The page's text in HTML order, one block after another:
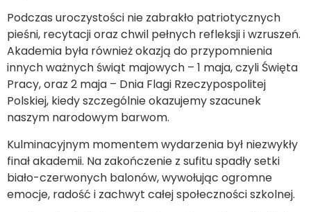
Podczas uroczystości nie zabrakło patriotycznych
pieśni, recytacji oraz chwil pełnych refleksji i wzruszeń.
Akademia była również okazją do przypomnienia
innych ważnych świąt majowych – 1 maja, czyli Święta
Pracy, oraz 2 maja – Dnia Flagi Rzeczypospolitej
Polskiej, kiedy szczególnie okazujemy szacunek
naszym narodowym barwom.
Kulminacyjnym momentem wydarzenia był niezwykły
finał akademii. Na zakończenie z sufitu spadły setki
biało-czerwonych balonów, wywołując ogromne
emocje, radość i zachwyt całej społeczności szkolnej.